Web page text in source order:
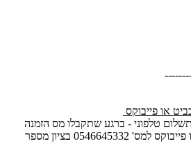
או פייבוקס
טלפוני - ברגע שתקבלו מס הזמנה
תוכלו לבצע העברה בביט או פייבוקס למס' 0546645332 בציון מספר